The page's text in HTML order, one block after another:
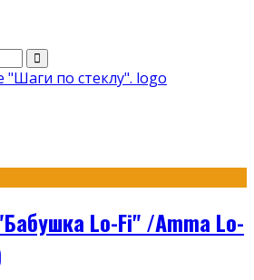
Lo-Fi" /Amma Lo-